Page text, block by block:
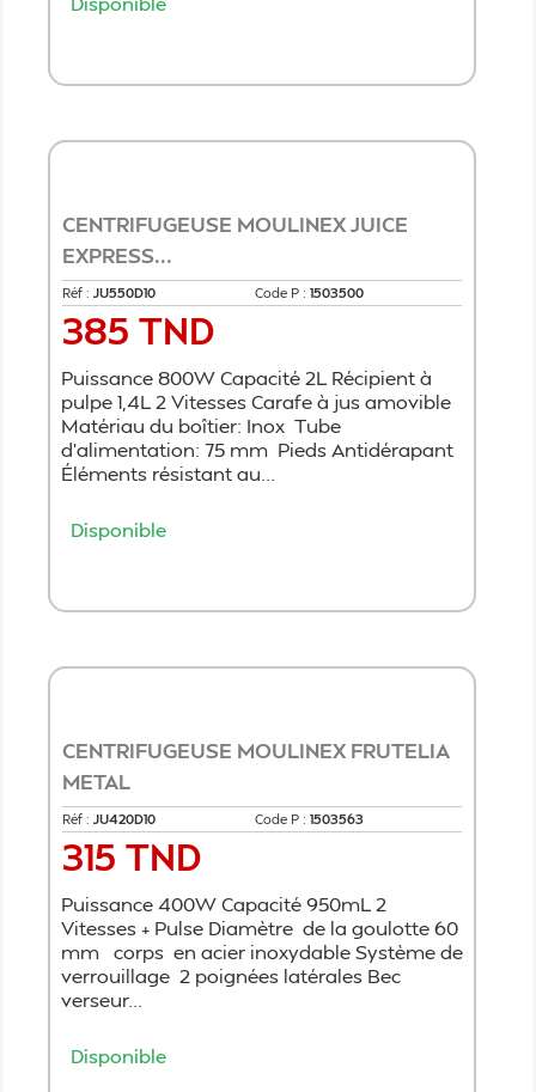
CENTRIFUGEUSE MOULINEX JUICE
EXPRESS...
Réf : JU550D10 Code P : 1503500
Prix
385 TND
Puissance 800W Capacité 2L Récipient à
pulpe 1,4L 2 Vitesses Carafe à jus amovible
Matériau du boîtier: Inox Tube
d’alimentation: 75 mm Pieds Antidérapant
Éléments résistant au...
Disponible
CENTRIFUGEUSE MOULINEX FRUTELIA
METAL
Réf : JU420D10 Code P : 1503563
Prix
315 TND
Puissance 400W Capacité 950mL 2
Vitesses + Pulse Diamètre de la goulotte 60
mm corps en acier inoxydable Système de
verrouillage 2 poignées latérales Bec
verseur...
Disponible